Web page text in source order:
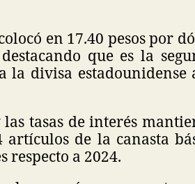
en 17.40 pesos por
que es la
la divisa estadounidense
tasas de interés
de la canasta
respecto a 2024.